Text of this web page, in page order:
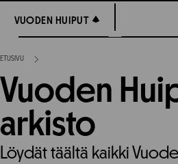
suoraan
sisältöön
VUODEN HUIPUT
VUODEN HUIPUT
ETUSIVU
Vuoden
arkisto
Löydät täältä kaikki